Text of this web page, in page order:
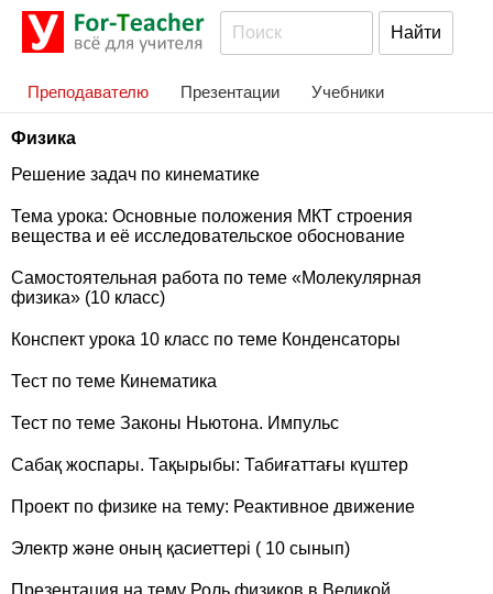
Преподавателю Презентации Учебники
Физика
Решение задач по кинематике
Тема урока: Основные положения МКТ строения
вещества и её исследовательское обоснование
Самостоятельная работа по теме «Молекулярная
физика» (10 класс)
Конспект урока 10 класс по теме Конденсаторы
Тест по теме Кинематика
Тест по теме Законы Ньютона. Импульс
Сабақ жоспары. Тақырыбы: Табиғаттағы күштер
Проект по физике на тему: Реактивное движение
Электр және оның қасиеттері ( 10 сынып)
Презентация на тему Роль физиков в Великой